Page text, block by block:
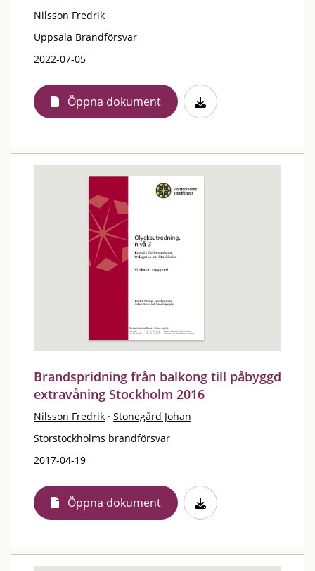
Nilsson Fredrik
Uppsala Brandförsvar
2022-07-05
Öppna dokument
Brandspridning från balkong till påbyggd
extravåning Stockholm 2016
Nilsson Fredrik · Stonegård Johan
Storstockholms brandförsvar
2017-04-19
Öppna dokument